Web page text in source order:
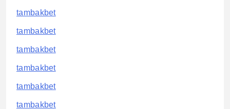
tambakbet
tambakbet
tambakbet
tambakbet
tambakbet
tambakbet